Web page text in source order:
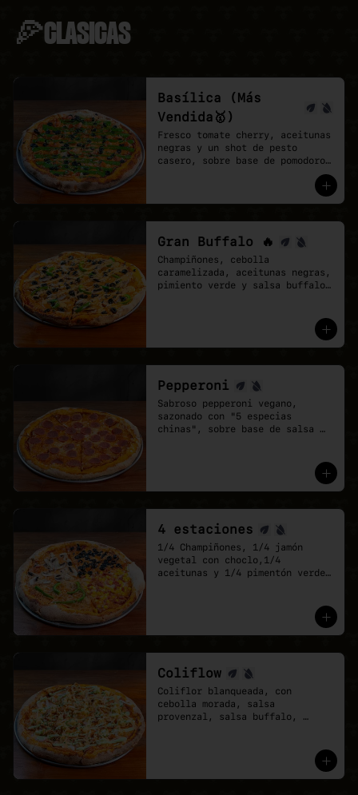
🍕CLASICAS
Basílica (Más
Vendida🥇)
Fresco tomate cherry, aceitunas
negras y un shot de pesto
casero, sobre base de pomodoro
Gran Buffalo 🔥
Champiñones, cebolla
caramelizada, aceitunas negras,
pimiento verde y salsa buffalo
Pepperoni
Sabroso pepperoni vegano,
sazonado con "5 especias
chinas", sobre base de salsa
4 estaciones
1/4 Champiñones, 1/4 jamón
vegetal con choclo,1/4
aceitunas y 1/4 pimentón verde
elegir, elige una que lo tenga
Coliflow
Coliflor blanqueada, con
cebolla morada, salsa
provenzal, salsa buffalo,